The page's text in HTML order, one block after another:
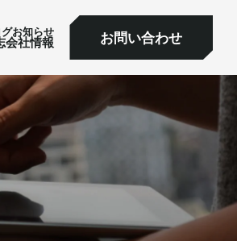
お知らせ
会社情報 お問い合わせ
サービス一覧へ
ービス一覧へ
情報 お問い合わせ